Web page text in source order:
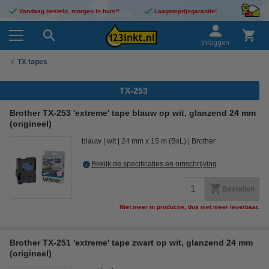
Vandaag besteld, morgen in huis!* Laagsteprijsgarantie!
Inloggen
TX tapes
TX-253
Brother TX-253 'extreme' tape blauw op wit, glanzend 24 mm
(origineel)
blauw wit 24 mm x 15 m (BxL) Brother
Bekijk de specificaties en omschrijving
Bestellen
Niet meer in productie, dus niet meer leverbaar.
Brother TX-251 'extreme' tape zwart op wit, glanzend 24 mm
(origineel)